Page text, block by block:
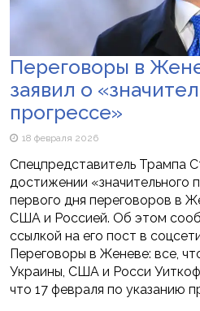
Переговоры в
заявил о
прогрессе»
18 февраля 2026
Спецпредставитель Трампа
достижении «значительного
первого дня переговоров в
США и Россией. Об этом
ссылкой на его пост в
Переговоры в Женеве: все,
Украины, США и Росси
что 17 февраля по указанию